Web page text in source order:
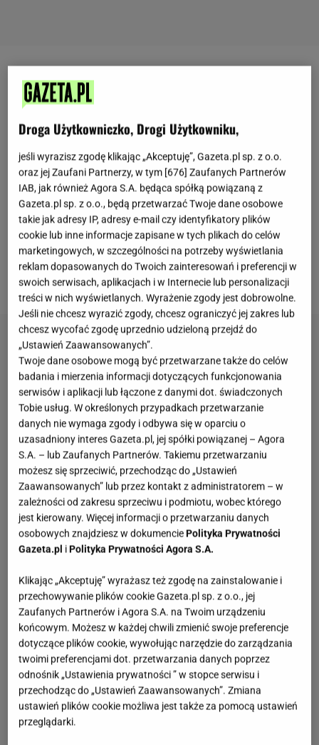
Katarzyna Bujakiewicz pokazała dość odważne
zdjęcie
Do tej pory na Instagramie Kasi Bujakiewicz nie było
takich zdjęć, aż do teraz. Gwiazda postanowiła
przypomnieć swoim fanom sesję dla magazynu
Gala, która odbyła się trzy lata temu. Bujakiewicz
pozuje na zdjęciu w majtkach, alewidokten ani
nikogo nie szokuje, ani nie oburza, bo w odróżnieniu
od innych gwiazd Kasia wygląda na fotce naprawdę
naturalnie i ultra kobieco, a nie wyzywająco.
Droga Użytkowniczko, Drogi Użytkowniku,
jeśli wyrazisz zgodę klikając „Akceptuję”, Gazeta.pl sp. z o.o.
oraz jej Zaufani Partnerzy, w tym [676] Zaufanych Partnerów
IAB, jak również Agora S.A. będąca spółką powiązaną z
Gazeta.pl sp. z o.o., będą przetwarzać Twoje dane osobowe
takie jak adresy IP, adresy e-mail czy identyfikatory plików
cookie lub inne informacje zapisane w tych plikach do celów
marketingowych, w szczególności na potrzeby wyświetlania
reklam dopasowanych do Twoich zainteresowań i preferencji w
swoich serwisach, aplikacjach i w Internecie lub personalizacji
treści w nich wyświetlanych. Wyrażenie zgody jest dobrowolne.
Jeśli nie chcesz wyrazić zgody, chcesz ograniczyć jej zakres lub
chcesz wycofać zgodę uprzednio udzieloną przejdź do
„Ustawień Zaawansowanych”.
Twoje dane osobowe mogą być przetwarzane także do celów
badania i mierzenia informacji dotyczących funkcjonowania
serwisów i aplikacji lub łączone z danymi dot. świadczonych
Tobie usług. W określonych przypadkach przetwarzanie
danych nie wymaga zgody i odbywa się w oparciu o
uzasadniony interes Gazeta.pl, jej spółki powiązanej – Agora
S.A. – lub Zaufanych Partnerów. Takiemu przetwarzaniu
możesz się sprzeciwić, przechodząc do „Ustawień
Zaawansowanych” lub przez kontakt z administratorem – w
zależności od zakresu sprzeciwu i podmiotu, wobec którego
jest kierowany. Więcej informacji o przetwarzaniu danych
osobowych znajdziesz w dokumenciePolityka Prywatności
Gazeta.pl iPolityka Prywatności Agora S.A.
Klikając „Akceptuję” wyrażasz też zgodę na zainstalowanie i
przechowywanie plików cookie Gazeta.pl sp. z o.o., jej
Zaufanych Partnerów i Agora S.A. na Twoim urządzeniu
końcowym. Możesz w każdej chwili zmienić swoje preferencje
dotyczące plików cookie, wywołując narzędzie do zarządzania
twoimi preferencjami dot. przetwarzania danych poprzez
odnośnik „Ustawienia prywatności ” w stopce serwisu i
przechodząc do „Ustawień Zaawansowanych”. Zmiana
ustawień plików cookie możliwa jest także za pomocą ustawień
przeglądarki.